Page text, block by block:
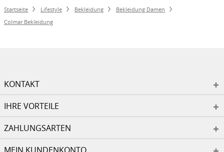
Startseite Lifestyle Bekleidung
Bekleidung Damen
Colmar Bekleidung
KONTAKT
IHRE VORTEILE
ZAHLUNGSARTEN